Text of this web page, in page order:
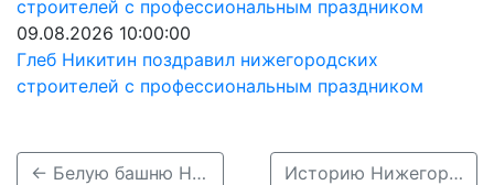
09.08.2026 10:00:00
Глеб Никитин поздравил нижегородских
строителей с профессиональным праздником
← Белую башню Нижегородского кремля открыли после десятилетий простоя Историю Нижегородского музея-заповедника показали в 28 фотографиях →